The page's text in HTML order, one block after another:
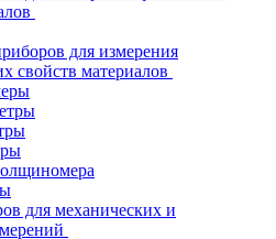
для измерения
свойств материалов
для механических и